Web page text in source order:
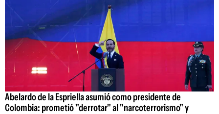
Abelardo de la Espriella asumió como presidente de
Colombia: prometió "derrotar" al "narcoterrorismo" y